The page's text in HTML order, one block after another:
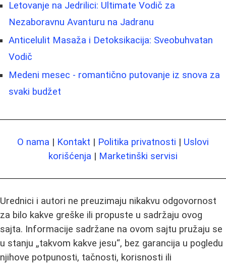
Letovanje na Jedrilici: Ultimate Vodič za
Nezaboravnu Avanturu na Jadranu
Anticelulit Masaža i Detoksikacija: Sveobuhvatan
Vodič
Medeni mesec - romantično putovanje iz snova za
svaki budžet
O nama | Kontakt | Politika privatnosti | Uslovi
korišćenja | Marketinški servisi
Urednici i autori ne preuzimaju nikakvu odgovornost
za bilo kakve greške ili propuste u sadržaju ovog
sajta. Informacije sadržane na ovom sajtu pružaju se
u stanju „takvom kakve jesu“, bez garancija u pogledu
njihove potpunosti, tačnosti, korisnosti ili